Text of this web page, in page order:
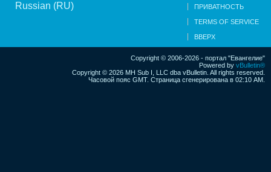
Russian (RU) ПРИВАТНОСТЬ
TERMS OF SERVICE
ВВЕРХ
Copyright © 2006-2026 - портал "Евангелие"
Powered by vBulletin®
Copyright © 2026 MH Sub I, LLC dba vBulletin. All rights reserved.
Часовой пояс GMT. Страница сгенерирована в 02:10 AM.